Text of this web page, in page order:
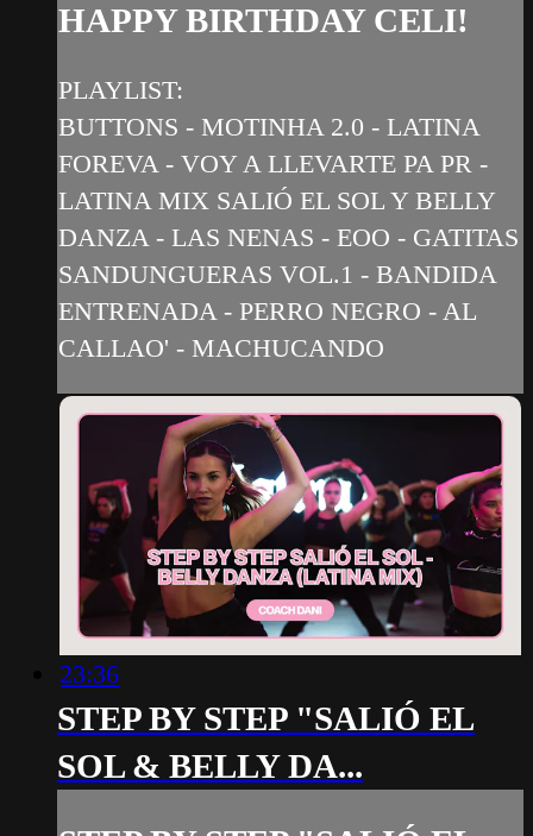
HAPPY BIRTHDAY CELI!
PLAYLIST:
BUTTONS - MOTINHA 2.0 - LATINA
FOREVA - VOY A LLEVARTE PA PR -
LATINA MIX SALIÓ EL SOL Y BELLY
DANZA - LAS NENAS - EOO - GATITAS
SANDUNGUERAS VOL.1 - BANDIDA
ENTRENADA - PERRO NEGRO - AL
CALLAO' - MACHUCANDO
23:36
STEP BY STEP "SALIÓ EL
SOL & BELLY DA...